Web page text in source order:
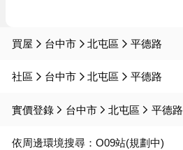
買屋 台中市 北屯區 平德路
社區 台中市 北屯區 平德路
實價登錄 台中市 北屯區 平德路
依周邊環境搜尋： O09站(規劃中)